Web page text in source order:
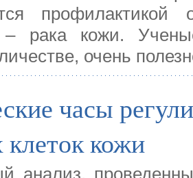
профилактикой
– рака кожи.
очень
часы
кожи